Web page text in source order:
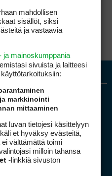
mahdollisen
sisällöt, siksi
ja vastaavia
ja mainoskumppania
sivuista ja laitteesi
markkinointi
mittaaminen
luvan tietojesi käsittelyyn
et hyväksy evästeitä,
välttämättä toimi
milloin tahansa
-linkkiä sivuston